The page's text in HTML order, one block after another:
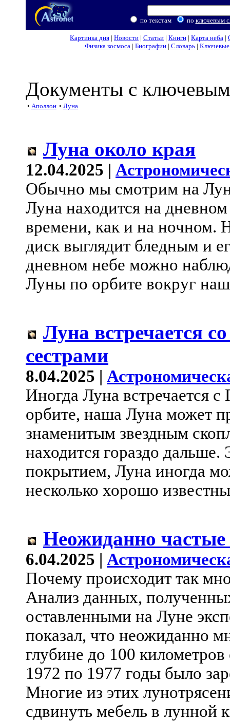
по текстам по ключевым
Картинка дня | Новости | Статьи | Книги | Карта неба |
Физика космоса| Биографии| Словарь| Ключевые
Документы с
• Аполлон • Луна
Луна около края
12.04.2025 |
Обычно мы смотрим на
Луна находится на
времени, как и на ночном.
диск выглядит бледным и
дневном небе можно
Луны по орбите вокруг
Луна встречается
сестрами
8.04.2025 |
Иногда Луна встречается
орбите, наша Луна может
знаменитым звездным
находится гораздо дальше.
покрытием, Луна иногда
несколько хорошо
Неожиданно частые
6.04.2025 |
Почему происходит так
Анализ данных,
оставленными на Луне
показал, что неожиданно
глубине до 100
1972 по 1977 годы было
Многие из этих
сдвинуть мебель в лунной